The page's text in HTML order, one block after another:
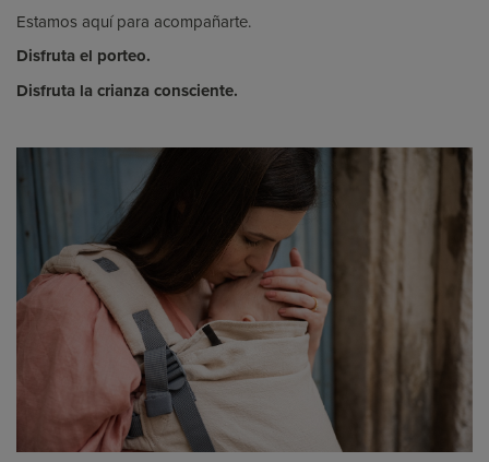
Estamos aquí para acompañarte.
Disfruta el porteo.
Disfruta la crianza consciente.